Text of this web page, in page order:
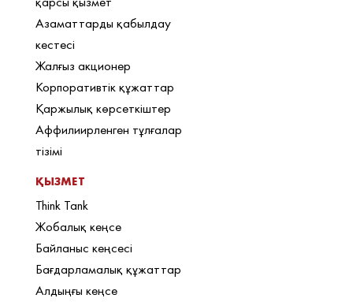
Азаматтарды қабылдау
кестесі
Жалғыз акционер
Корпоративтік құжаттар
Қаржылық көрсеткіштер
Аффилиирленген тұлғалар
тізімі
ҚЫЗМЕТ
Think Tank
Жобалық кеңсе
Байланыс кеңсесі
Бағдарламалық құжаттар
Алдыңғы кеңсе